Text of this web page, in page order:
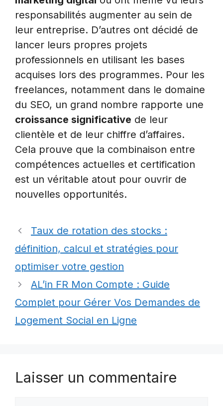
responsabilités augmenter au sein de
leur entreprise. D’autres ont décidé de
lancer leurs propres projets
professionnels en utilisant les bases
acquises lors des programmes. Pour les
freelances, notamment dans le domaine
du SEO, un grand nombre rapporte une
croissance significative de leur
clientèle et de leur chiffre d’affaires.
Cela prouve que la combinaison entre
compétences actuelles et certification
est un véritable atout pour ouvrir de
nouvelles opportunités.
Taux de rotation des stocks :
définition, calcul et stratégies pour
optimiser votre gestion
AL’in FR Mon Compte : Guide
Complet pour Gérer Vos Demandes de
Logement Social en Ligne
Laisser un commentaire